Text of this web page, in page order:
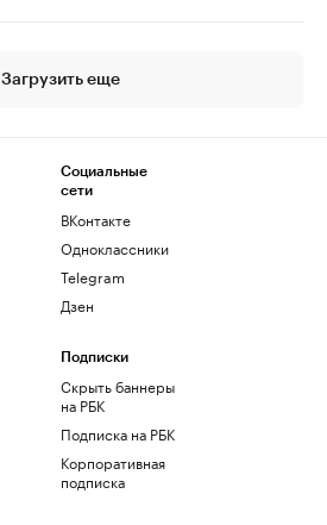
Загрузить еще
Социальные
сети
ВКонтакте
Одноклассники
Telegram
Дзен
Подписки
Скрыть баннеры
на РБК
Подписка на РБК
Корпоративная
подписка